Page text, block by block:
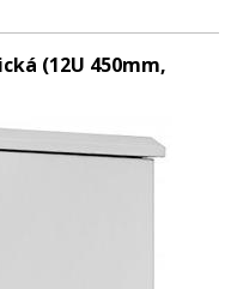
(12U 450mm,